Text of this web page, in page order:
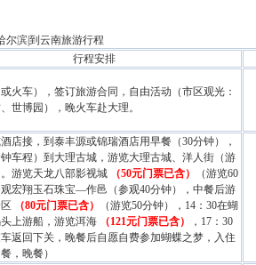
尔滨|到云南旅游行程
行程安排
火车），签订旅游合同，自由活动（市区观光：
世博园），晚火车赴大理。
酒店接，到泰丰源或锦瑞酒店用早餐（30分钟），
车程）到 大理古城，游览大理古城、洋人街（游
游览天龙八部影视城
（50元门票已含）
（游览60
宏翔玉石珠宝—作邑（参观40分钟），中餐后游
（80元门票已含）
（游览50分钟），14：30在蝴
上游船，游览洱海
（121元门票已含）
，17：30
返回下关，晚餐后自愿自费参加蝴蝶之梦，入住
，晚餐）